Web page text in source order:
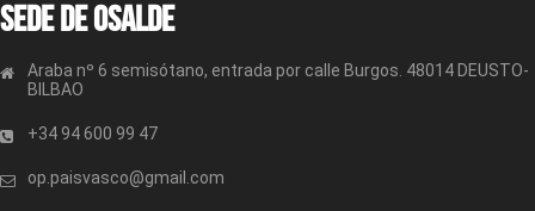
Sede de OSALDE
Araba nº 6 semisótano, entrada por calle Burgos. 48014 DEUSTO-
BILBAO
+34 94 600 99 47
op.paisvasco@gmail.com